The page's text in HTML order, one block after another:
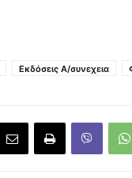
Εκδόσεις Α/συνεχεια